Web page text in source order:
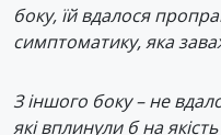
боку, їй вдалося
симптоматику, яка
З іншого боку – не
які вплинули б на